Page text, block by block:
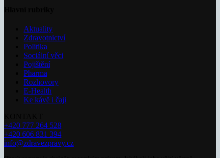
Aktuality
Zdravotnictví
Politika
Sociální věci
Pojištění
Pharma
Rozhovory
E-Health
Ke kávě i čaji
+420 777 264 528
+420 606 831 394
info@zdravezpravy.cz